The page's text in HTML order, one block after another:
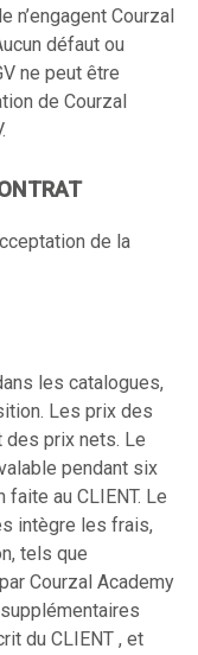
n’engagent Courzal
défaut ou
ne peut être
de Courzal
de la
les catalogues,
Les prix des
des prix nets. Le
pendant six
au CLIENT. Le
intègre les frais,
tels que
Courzal Academy
du CLIENT , et